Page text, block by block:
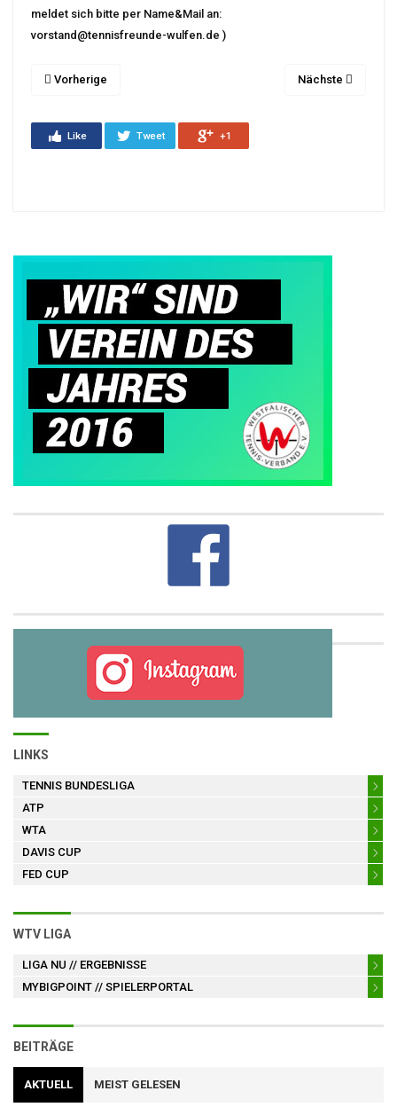
meldet sich bitte per Name&Mail an:
vorstand@tennisfreunde-wulfen.de )
Vorherige Nächste
Like Tweet +1
LINKS
TENNIS BUNDESLIGA
ATP
WTA
DAVIS CUP
FED CUP
WTV LIGA
LIGA NU // ERGEBNISSE
MYBIGPOINT // SPIELERPORTAL
BEITRÄGE
AKTUELL MEIST GELESEN